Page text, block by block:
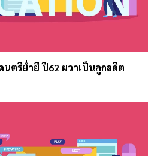
นตรีย่ำยี ปี62 ผวาเป็นลูกอดีต